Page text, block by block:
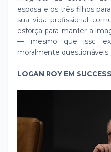
esposa e os três filhos
sua vida profissional
esforça para manter a
— mesmo que isso
moralmente questionáveis.
LOGAN ROY EM